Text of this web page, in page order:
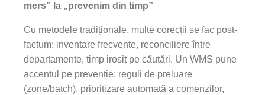
mers” la „prevenim din timp”
Cu metodele tradiționale, multe corecții se fac post-
factum: inventare frecvente, reconciliere între
departamente, timp irosit pe căutări. Un WMS pune
accentul pe prevenție: reguli de preluare
(zone/batch), prioritizare automată a comenzilor,